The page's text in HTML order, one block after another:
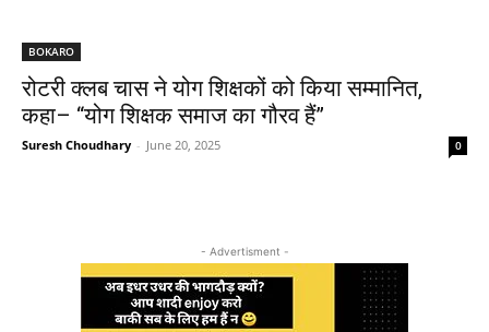
BOKARO
रोटरी क्लब चास ने योग शिक्षकों को किया सम्मानित,
कहा– “योग शिक्षक समाज का गौरव हैं”
Suresh Choudhary - June 20, 2025 0
- Advertisment -